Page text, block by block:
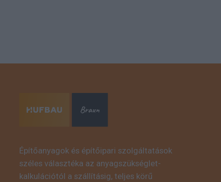
Építőanyagok és építőipari szolgáltatások
széles választéka az anyagszükséglet-
kalkulációtól a szállításig, teljes körű